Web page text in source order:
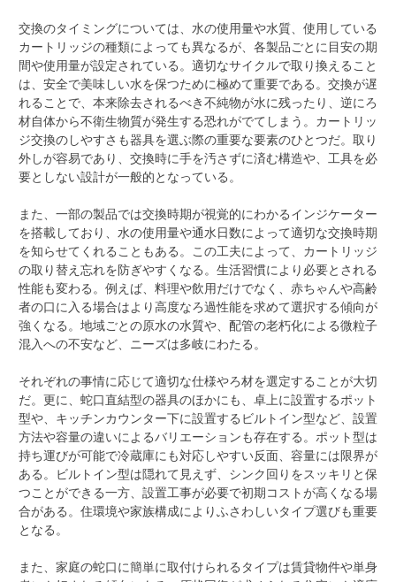
交換のタイミングについては、水の使用量や水質、使用している
カートリッジの種類によっても異なるが、各製品ごとに目安の期
間や使用量が設定されている。適切なサイクルで取り換えること
は、安全で美味しい水を保つために極めて重要である。交換が遅
れることで、本来除去されるべき不純物が水に残ったり、逆にろ
材自体から不衛生物質が発生する恐れがでてしまう。カートリッ
ジ交換のしやすさも器具を選ぶ際の重要な要素のひとつだ。取り
外しが容易であり、交換時に手を汚さずに済む構造や、工具を必
要としない設計が一般的となっている。
また、一部の製品では交換時期が視覚的にわかるインジケーター
を搭載しており、水の使用量や通水日数によって適切な交換時期
を知らせてくれることもある。この工夫によって、カートリッジ
の取り替え忘れを防ぎやすくなる。生活習慣により必要とされる
性能も変わる。例えば、料理や飲用だけでなく、赤ちゃんや高齢
者の口に入る場合はより高度なろ過性能を求めて選択する傾向が
強くなる。地域ごとの原水の水質や、配管の老朽化による微粒子
混入への不安など、ニーズは多岐にわたる。
それぞれの事情に応じて適切な仕様やろ材を選定することが大切
だ。更に、蛇口直結型の器具のほかにも、卓上に設置するポット
型や、キッチンカウンター下に設置するビルトイン型など、設置
方法や容量の違いによるバリエーションも存在する。ポット型は
持ち運びが可能で冷蔵庫にも対応しやすい反面、容量には限界が
ある。ビルトイン型は隠れて見えず、シンク回りをスッキリと保
つことができる一方、設置工事が必要で初期コストが高くなる場
合がある。住環境や家族構成によりふさわしいタイプ選びも重要
となる。
また、家庭の蛇口に簡単に取付けられるタイプは賃貸物件や単身